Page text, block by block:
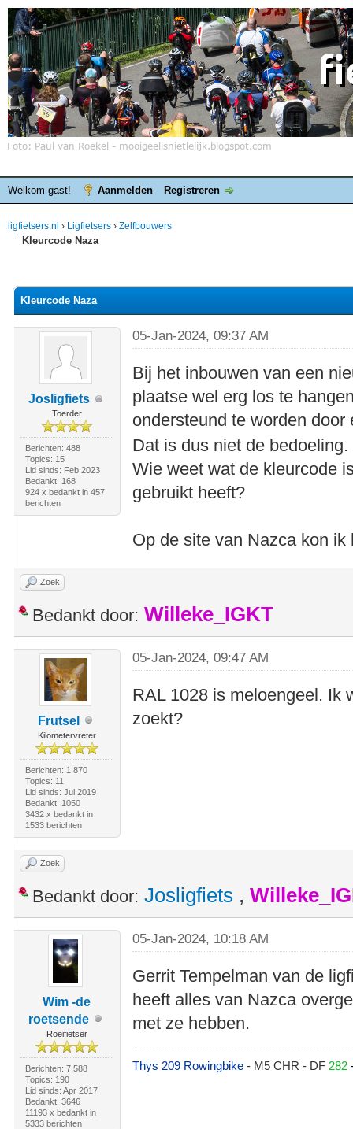
Welkom gast! Aanmelden Registreren
ligfietsers.nl › Ligfietsers › Zelfbouwers
Kleurcode Naza
Kleurcode Naza
Josligfiets
Toerder
Berichten: 488
Topics: 15
Lid sinds: Feb 2023
Bedankt: 168
924 x bedankt in 457
berichten
05-Jan-2024, 09:37 AM
Bij het inbouwen van een
plaatse wel erg los te
ondersteund te worden
Dat is dus niet de bedoeling.
Wie weet wat de kleurcode
gebruikt heeft?
Op de site van Nazca kon ik
Zoek
Bedankt door: Willeke_IGKT
Frutsel
Kilometervreter
Berichten: 1.870
Topics: 11
Lid sinds: Jul 2019
Bedankt: 1050
3432 x bedankt in
1533 berichten
05-Jan-2024, 09:47 AM
RAL 1028 is meloengeel. Ik
zoekt?
Zoek
Bedankt door: Josligfiets ,
Wim -de
roetsende
Roeifietser
Berichten: 7.588
Topics: 190
Lid sinds: Apr 2017
Bedankt: 3646
11193 x bedankt in
5333 berichten
05-Jan-2024, 10:18 AM
Gerrit Tempelman van de
heeft alles van Nazca
met ze hebben.
Thys 209 Rowingbike- M5 CHR - DF 282